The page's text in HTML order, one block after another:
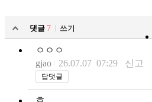
댓글 7
쓰기
ㅇㅇㅇ
gjao
26.07.07 07:29 신고
답댓글